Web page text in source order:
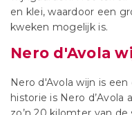
en klei, waardoor een
kweken mogelijk is.
Nero d'Avola
Nero d'Avola wijn is
historie is Nero